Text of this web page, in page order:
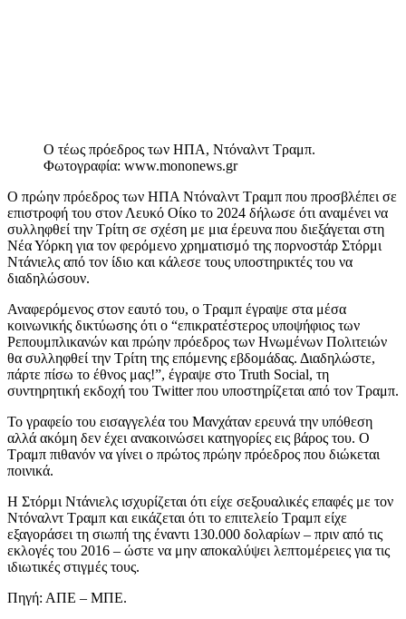
Ο τέως πρόεδρος των ΗΠΑ, Ντόναλντ Τραμπ.
Φωτογραφία: www.mononews.gr
Ο πρώην πρόεδρος των ΗΠΑ Ντόναλντ Τραμπ που προσβλέπει σε
επιστροφή του στον Λευκό Οίκο το 2024 δήλωσε ότι αναμένει να
συλληφθεί την Τρίτη σε σχέση με μια έρευνα που διεξάγεται στη
Νέα Υόρκη για τον φερόμενο χρηματισμό της πορνοστάρ Στόρμι
Ντάνιελς από τον ίδιο και κάλεσε τους υποστηρικτές του να
διαδηλώσουν.
Αναφερόμενος στον εαυτό του, ο Τραμπ έγραψε στα μέσα
κοινωνικής δικτύωσης ότι ο “επικρατέστερος υποψήφιος των
Ρεπουμπλικανών και πρώην πρόεδρος των Ηνωμένων Πολιτειών
θα συλληφθεί την Τρίτη της επόμενης εβδομάδας. Διαδηλώστε,
πάρτε πίσω το έθνος μας!”, έγραψε στο Truth Social, τη
συντηρητική εκδοχή του Twitter που υποστηρίζεται από τον Τραμπ.
Το γραφείο του εισαγγελέα του Μανχάταν ερευνά την υπόθεση
αλλά ακόμη δεν έχει ανακοινώσει κατηγορίες εις βάρος του. Ο
Τραμπ πιθανόν να γίνει ο πρώτος πρώην πρόεδρος που διώκεται
ποινικά.
Η Στόρμι Ντάνιελς ισχυρίζεται ότι είχε σεξουαλικές επαφές με τον
Ντόναλντ Τραμπ και εικάζεται ότι το επιτελείο Τραμπ είχε
εξαγοράσει τη σιωπή της έναντι 130.000 δολαρίων – πριν από τις
εκλογές του 2016 – ώστε να μην αποκαλύψει λεπτομέρειες για τις
ιδιωτικές στιγμές τους.
Πηγή: ΑΠΕ – ΜΠΕ.